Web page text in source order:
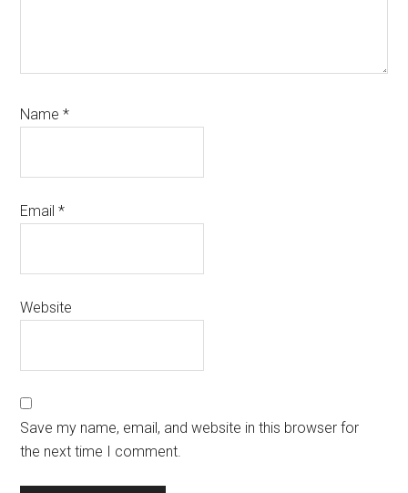
Name*
Email*
Website
Save my name, email, and website in this browser for
the next time I comment.